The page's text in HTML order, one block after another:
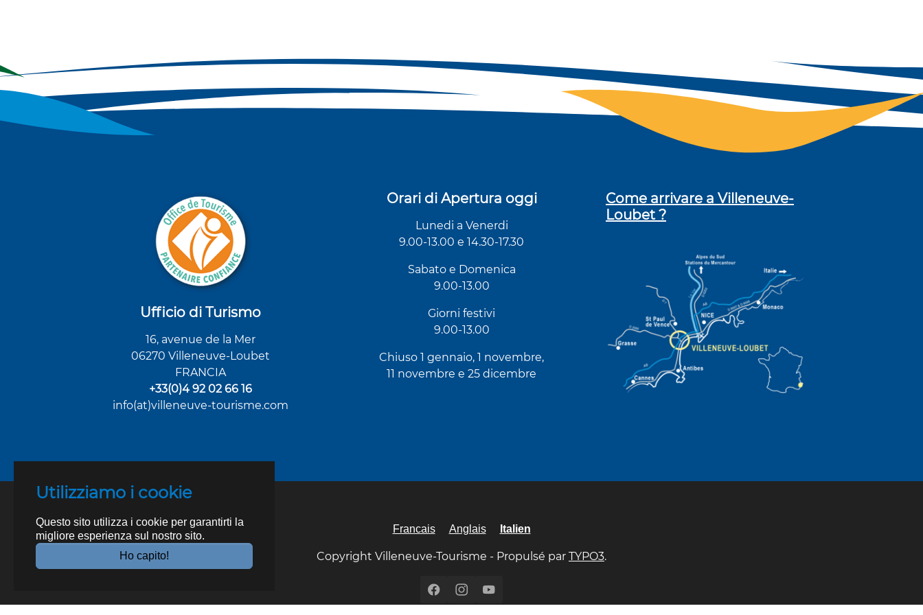
Utilizziamo i cookie
Questo sito utilizza i cookie per garantirti la
migliore esperienza sul nostro sito.
Ho capito!
Ufficio di Turismo
16, avenue de la Mer
06270 Villeneuve-Loubet
FRANCIA
+33(0)4 92 02 66 16
info(at)villeneuve-tourisme.com
Orari di Apertura oggi
Lunedi a Venerdi
9.00-13.00 e 14.30-17.30
Sabato e Domenica
9.00-13.00
Giorni festivi
9.00-13.00
Chiuso 1 gennaio, 1 novembre,
11 novembre e 25 dicembre
Come arrivare a Villeneuve-
Loubet ?
Francais Anglais Italien
Copyright Villeneuve-Tourisme - Propulsé par TYPO3.
FacebookInstagramYouTube